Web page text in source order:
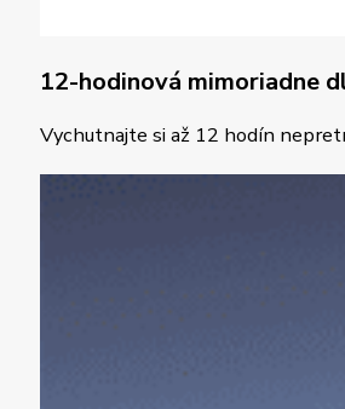
12-hodinová mimoriadne
Vychutnajte si až 12 hodín